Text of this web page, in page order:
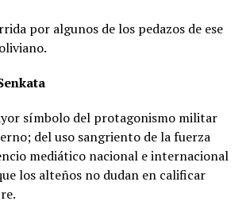
por algunos de los pedazos de ese
símbolo del protagonismo militar
del uso sangriento de la fuerza
mediático nacional e internacional
los alteños no dudan en calificar